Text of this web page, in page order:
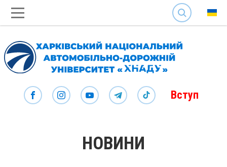
SEARCH
Вступ
НОВИНИ